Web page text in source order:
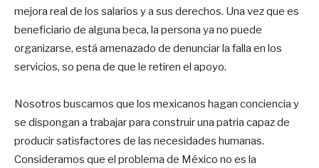
mejora real de los salarios y a sus derechos. Una vez que es
beneficiario de alguna beca, la persona ya no puede
organizarse, está amenazado de denunciar la falla en los
servicios, so pena de que le retiren el apoyo.
Nosotros buscamos que los mexicanos hagan conciencia y
se dispongan a trabajar para construir una patria capaz de
producir satisfactores de las necesidades humanas.
Consideramos que el problema de México no es la